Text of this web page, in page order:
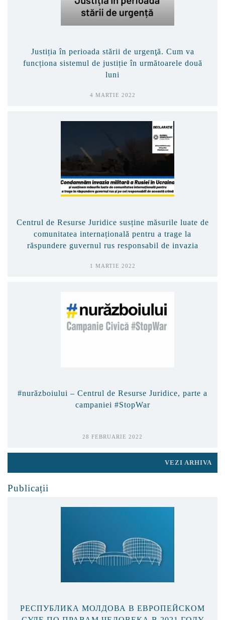
Justiția în perioada stării de urgenţă. Cum va
funcționa sistemul de justiție în următoarele două
luni
4 MARTIE 2022
Centrul de Resurse Juridice susține măsurile luate de
comunitatea internațională pentru a trage la
răspundere guvernul rus responsabil de invazia
1 MARTIE 2022
#nurăzboiului – Centrul de Resurse Juridice, parte a
campaniei #StopWar
28 FEBRUARIE 2022
VEZI ARHIVA
Publicații
РЕСПУБЛИКА МОЛДОВА В ЕВРОПЕЙСКОМ